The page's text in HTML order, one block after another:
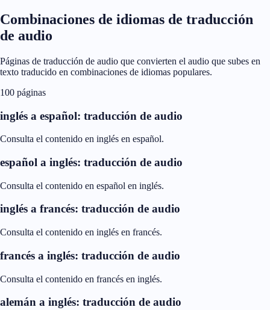
Combinaciones de idiomas de traducción
de audio
Páginas de traducción de audio que convierten el audio que subes en
texto traducido en combinaciones de idiomas populares.
100 páginas
inglés a español: traducción de audio
Consulta el contenido en inglés en español.
español a inglés: traducción de audio
Consulta el contenido en español en inglés.
inglés a francés: traducción de audio
Consulta el contenido en inglés en francés.
francés a inglés: traducción de audio
Consulta el contenido en francés en inglés.
alemán a inglés: traducción de audio